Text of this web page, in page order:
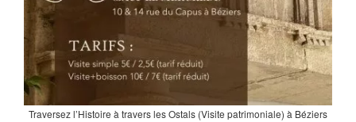
Traversez l’Histoire à travers les Ostals (Visite patrimoniale) à Béziers